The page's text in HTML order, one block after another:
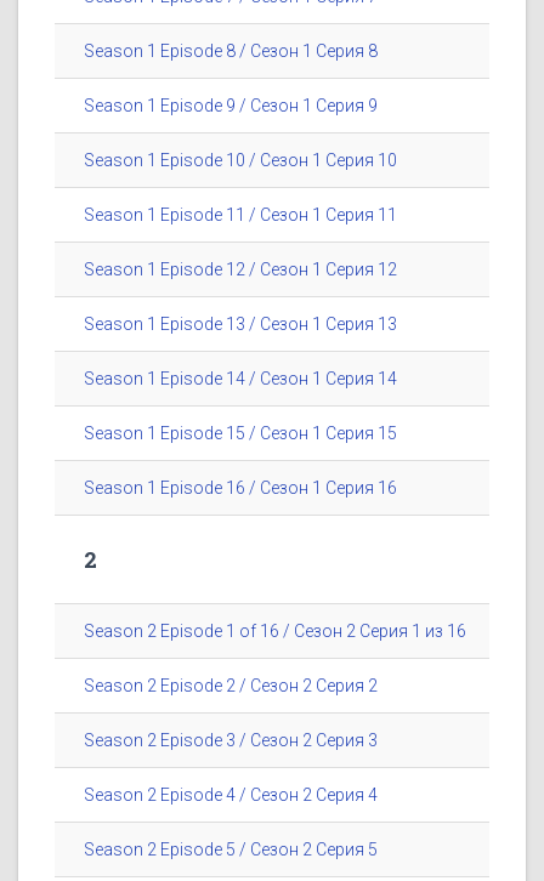
Season 1 Episode 8 / Сезон 1 Серия 8
Season 1 Episode 9 / Сезон 1 Серия 9
Season 1 Episode 10 / Сезон 1 Серия 10
Season 1 Episode 11 / Сезон 1 Серия 11
Season 1 Episode 12 / Сезон 1 Серия 12
Season 1 Episode 13 / Сезон 1 Серия 13
Season 1 Episode 14 / Сезон 1 Серия 14
Season 1 Episode 15 / Сезон 1 Серия 15
Season 1 Episode 16 / Сезон 1 Серия 16
2
Season 2 Episode 1 of 16 / Сезон 2 Серия 1 из 16
Season 2 Episode 2 / Сезон 2 Серия 2
Season 2 Episode 3 / Сезон 2 Серия 3
Season 2 Episode 4 / Сезон 2 Серия 4
Season 2 Episode 5 / Сезон 2 Серия 5